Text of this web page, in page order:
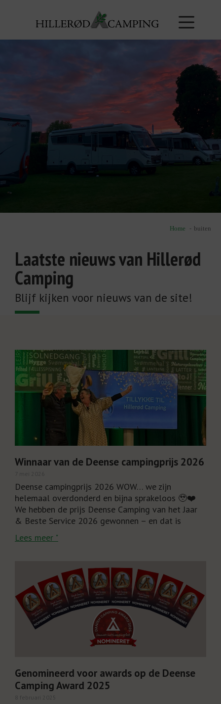
Home buiten
Laatste nieuws van Hillerød
Camping
Blijf kijken voor nieuws van de site!
Winnaar van de Deense campingprijs 2026
7 mei 2026
Deense campingprijs 2026 WOW… we zijn
helemaal overdonderd en bijna sprakeloos 🥹❤️
We hebben de prijs Deense Camping van het Jaar
& Beste Service 2026 gewonnen – en dat is
Lees meer "
Genomineerd voor awards op de Deense
Camping Award 2025
8 februari 2025